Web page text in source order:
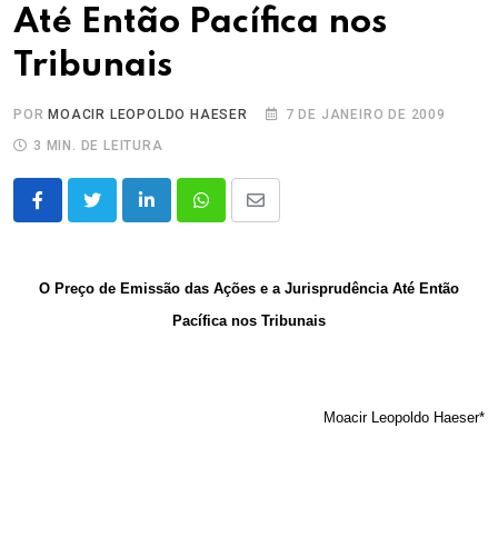
Até Então Pacífica nos
Tribunais
POR MOACIR LEOPOLDO HAESER
7 DE JANEIRO DE 2009
3 MIN. DE LEITURA
LinkedInWhatsappShare
O Preço de Emissão das Ações e a Jurisprudência Até Então
Pacífica nos Tribunais
Moacir Leopoldo Haeser*